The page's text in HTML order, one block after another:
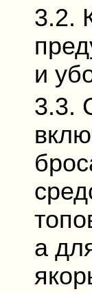
3.2.
и
3.3.
а